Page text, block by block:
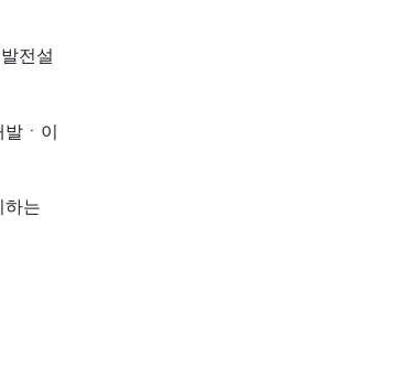
전설
ㆍ이
하는